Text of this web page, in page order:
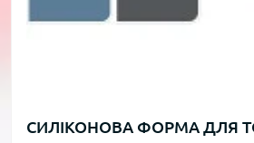
СИЛІКОНОВА ФОРМА ДЛЯ